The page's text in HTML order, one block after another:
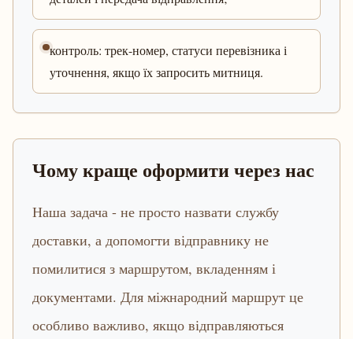
контроль: трек-номер, статуси перевізника і
уточнення, якщо їх запросить митниця.
Чому краще оформити через нас
Наша задача - не просто назвати службу
доставки, а допомогти відправнику не
помилитися з маршрутом, вкладенням і
документами. Для міжнародний маршрут це
особливо важливо, якщо відправляються